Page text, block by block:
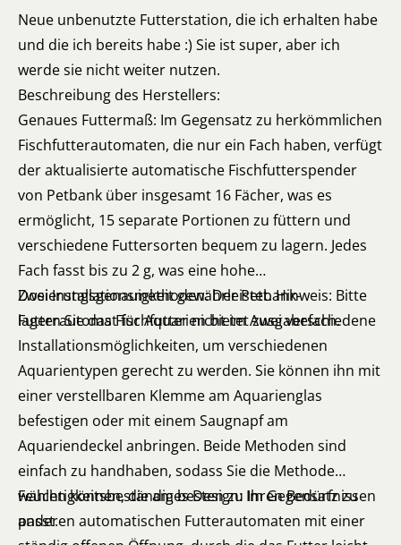
Neue unbenutzte Futterstation, die ich erhalten habe
und die ich bereits habe :) Sie ist super, aber ich
werde sie nicht weiter nutzen.
Beschreibung des Herstellers:
Genaues Futtermaß: Im Gegensatz zu herkömmlichen
Fischfutterautomaten, die nur ein Fach haben, verfügt
der aktualisierte automatische Fischfutterspender
von Petbank über insgesamt 16 Fächer, was es
ermöglicht, 15 separate Portionen zu füttern und
verschiedene Futtersorten bequem zu lagern. Jedes
Fach fasst bis zu 2 g, was eine hohe
Dosierungsgenauigkeit gewährleistet. Hinweis: Bitte
lagern Sie das Fischfutter nicht im Ausgabefach.
Zwei Installationsmethoden: Der Petbank-
Futterautomat für Aquarien bietet zwei verschiedene
Installationsmöglichkeiten, um verschiedenen
Aquarientypen gerecht zu werden. Sie können ihn mit
einer verstellbaren Klemme am Aquarienglas
befestigen oder mit einem Saugnapf am
Aquariendeckel anbringen. Beide Methoden sind
einfach zu handhaben, sodass Sie die Methode
wählen können, die am besten zu Ihren Bedürfnissen
passt.
Feuchtigkeitsbeständiges Design: Im Gegensatz zu
anderen automatischen Futterautomaten mit einer